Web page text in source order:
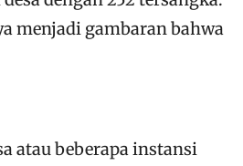
menjadi gambaran bahwa
atau beberapa instansi